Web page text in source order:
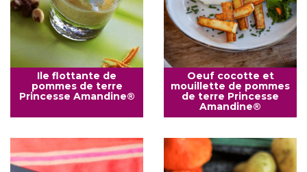
Ile flottante de
pommes de terre
Princesse Amandine®
Oeuf cocotte et
mouillette de pommes
de terre Princesse
Amandine®